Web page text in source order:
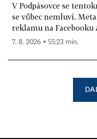
V Podpásovce se
se vůbec nemluví.
reklamu na Facebooku
7. 8. 2026 ▪ 55:23 min.